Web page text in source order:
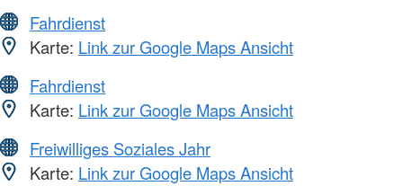
Fahrdienst
Karte: Link zur Google Maps Ansicht
Fahrdienst
Karte: Link zur Google Maps Ansicht
Freiwilliges Soziales Jahr
Karte: Link zur Google Maps Ansicht